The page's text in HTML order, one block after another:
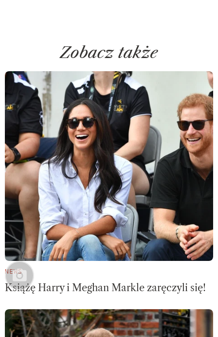
Zobacz także
NEWS
Książę Harry i Meghan Markle zaręczyli się!